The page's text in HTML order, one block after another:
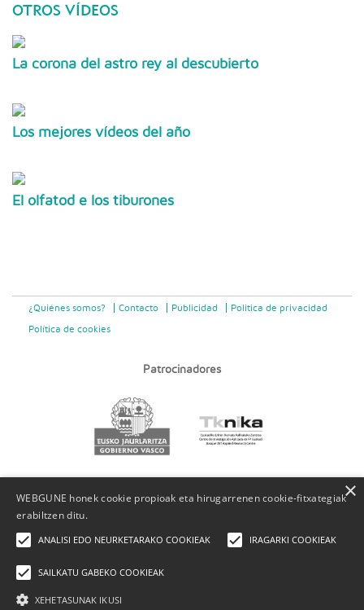
OTROS VÍDEOS
La corona del astro rey al descubierto
Los mejores vídeos del año
El olfatod e los tiburones
¿Quiénes somos? Contacto Publicidad Politica de privacidad
Política de cookies
Patrocinadores
WEBGUNE honek cookie propioak eta hirugarrenen cookie-fitxategiak
erabiltzen ditu.
ANALISI EDO NEURKETARAKO COOKIEAK IRAGARKI COOKIEAK
SAILKATU GABEKO COOKIEAK
XEHETASUNAK IKUSI
×